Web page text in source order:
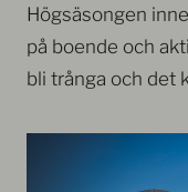
Högsäsongen
på boende och
bli trånga och det